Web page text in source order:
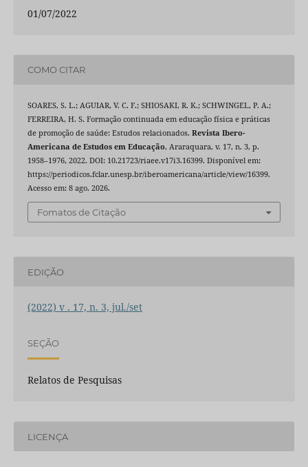
01/07/2022
COMO CITAR
SOARES, S. L.; AGUIAR, V. C. F.; SHIOSAKI, R. K.; SCHWINGEL, P. A.;
FERREIRA, H. S. Formação continuada em educação física e práticas
de promoção de saúde: Estudos relacionados. Revista Ibero-
Americana de Estudos em Educação, Araraquara, v. 17, n. 3, p.
1958–1976, 2022. DOI: 10.21723/riaee.v17i3.16399. Disponível em:
https://periodicos.fclar.unesp.br/iberoamericana/article/view/16399.
Acesso em: 8 ago. 2026.
Fomatos de Citação
EDIÇÃO
(2022) v . 17, n. 3, jul./set
SEÇÃO
Relatos de Pesquisas
LICENÇA